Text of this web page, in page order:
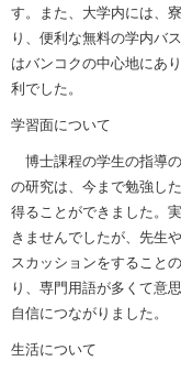
す。また、大学内には、
り、便利な無料の学内バ
はバンコクの中心地にあ
利でした。
学習面について
博士課程の学生の指導
の研究は、今まで勉強し
得ることができました。
きませんでしたが、先生
スカッションをすること
り、専門用語が多くて意
自信につながりました。
生活について